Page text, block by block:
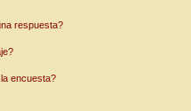
respuesta?
encuesta?